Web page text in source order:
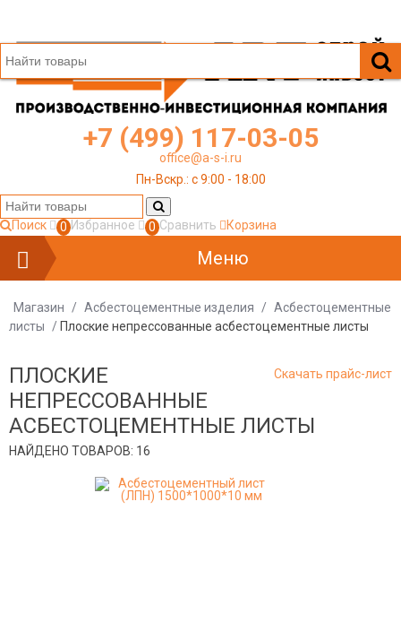
+7 (499) 117-03-05
office@a-s-i.ru
Пн-Вскр.: c 9:00 - 18:00
Поиск 0 Избранное 0 Сравнить Корзина
Меню
Магазин / Асбестоцементные изделия / Асбестоцементные
листы
/Плоские непрессованные асбестоцементные листы
Скачать прайс-лист
ПЛОСКИЕ
НЕПРЕССОВАННЫЕ
АСБЕСТОЦЕМЕНТНЫЕ ЛИСТЫ
НАЙДЕНО ТОВАРОВ: 16